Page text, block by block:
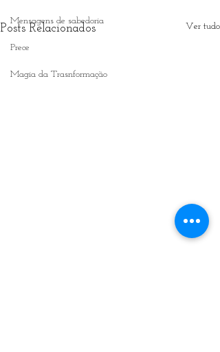
Mensagens de sabedoria
Prece
Magia da Trasnformação
Posts Relacionados Ver tudo